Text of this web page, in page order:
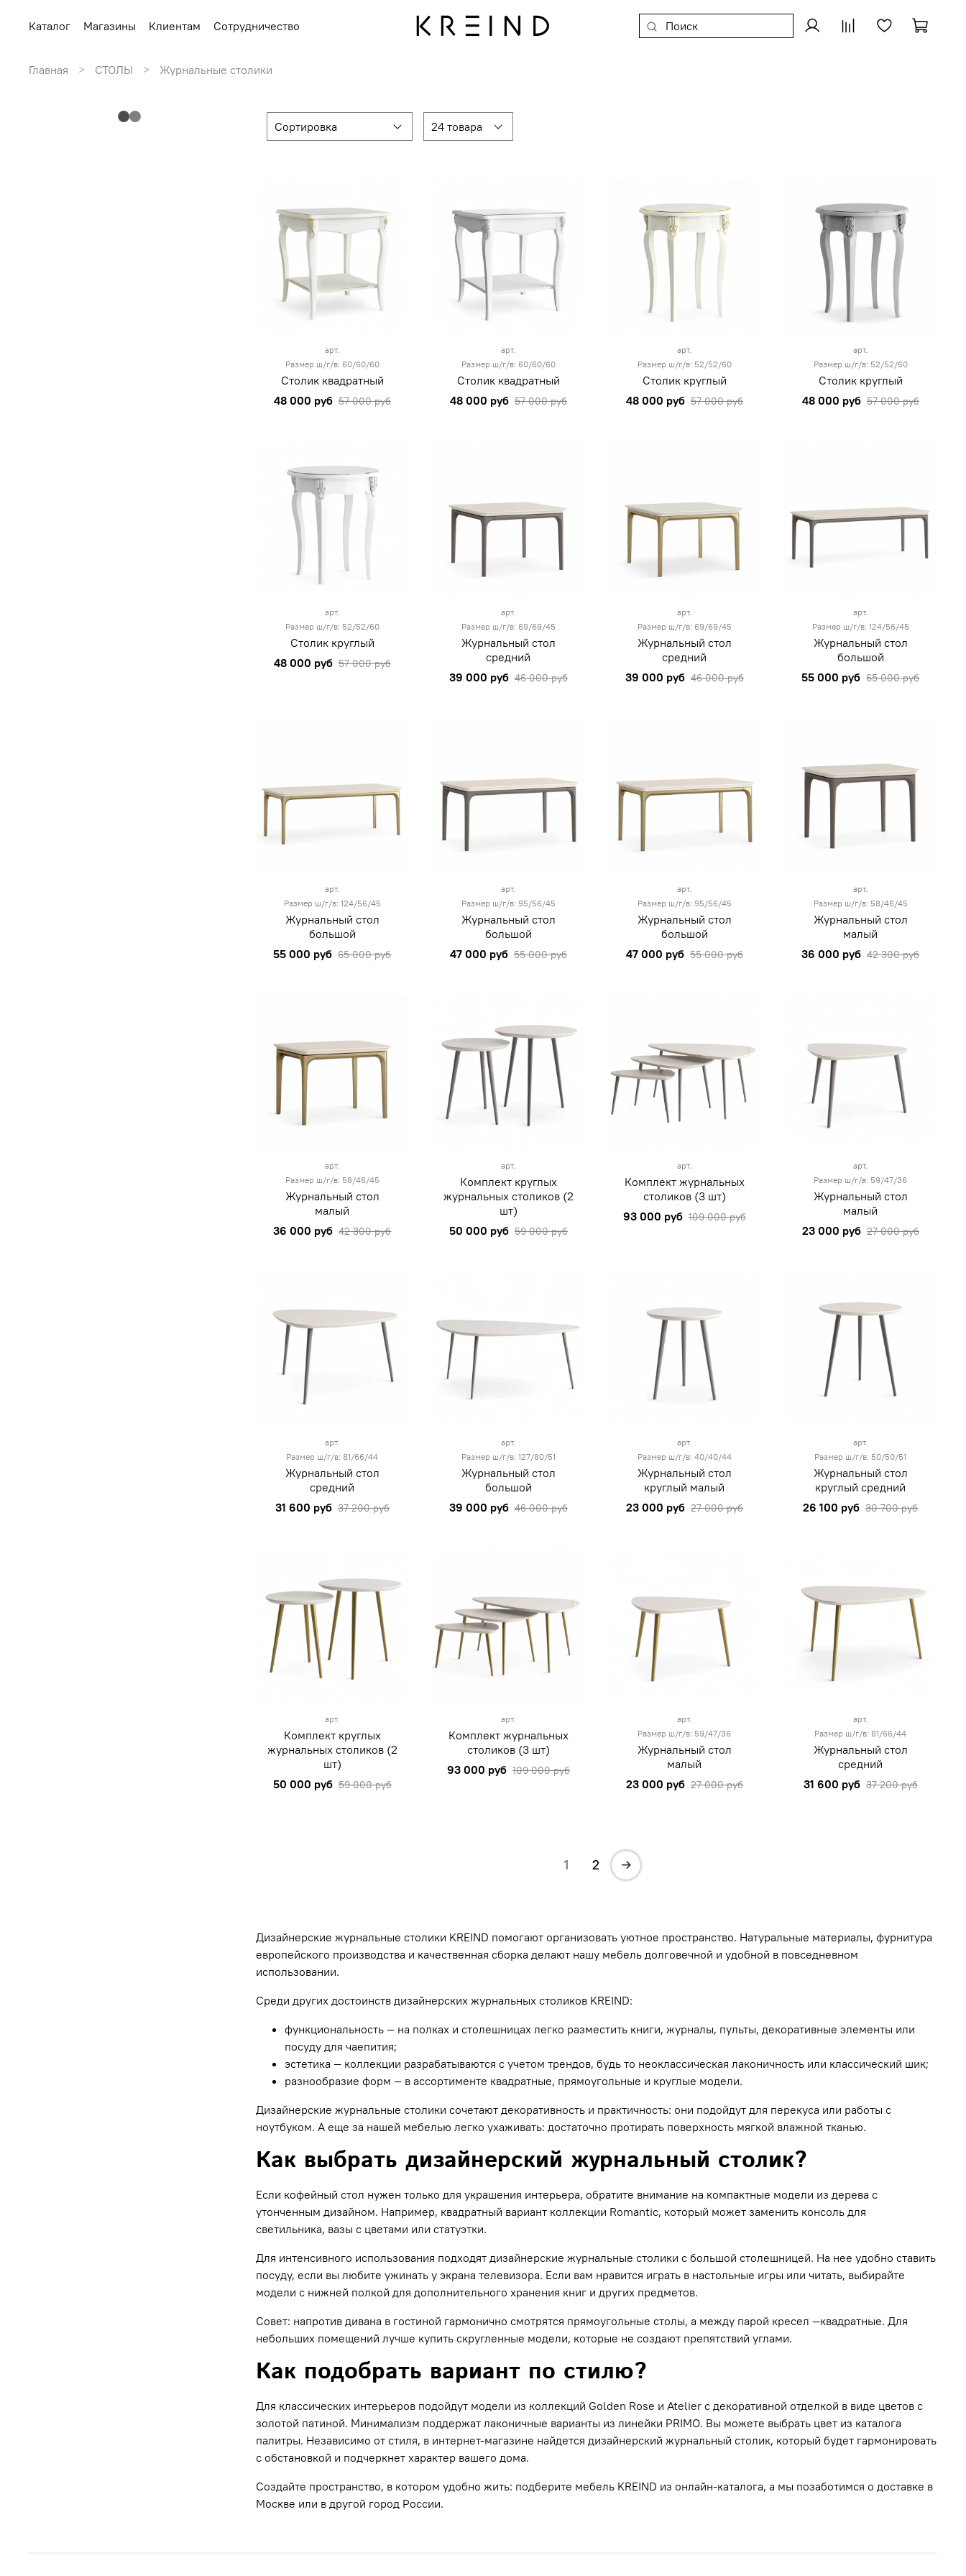
Каталог Магазины Клиентам Сотрудничество
Главная СТОЛЫ Журнальные столики
арт.
Размер ш/г/в: 60/60/60
Столик квадратный
48 000 руб 57 000 руб
арт.
Размер ш/г/в: 60/60/60
Столик квадратный
48 000 руб 57 000 руб
арт.
Размер ш/г/в: 52/52/60
Столик круглый
48 000 руб 57 000 руб
арт.
Размер ш/г/в: 52/52/60
Столик круглый
48 000 руб 57 000 руб
арт.
Размер ш/г/в: 52/52/60
Столик круглый
48 000 руб 57 000 руб
арт.
Размер ш/г/в: 69/69/45
Журнальный стол
средний
39 000 руб 46 000 руб
арт.
Размер ш/г/в: 69/69/45
Журнальный стол
средний
39 000 руб 46 000 руб
арт.
Размер ш/г/в: 124/56/45
Журнальный стол
большой
55 000 руб 65 000 руб
арт.
Размер ш/г/в: 124/56/45
Журнальный стол
большой
55 000 руб 65 000 руб
арт.
Размер ш/г/в: 95/56/45
Журнальный стол
большой
47 000 руб 55 000 руб
арт.
Размер ш/г/в: 95/56/45
Журнальный стол
большой
47 000 руб 55 000 руб
арт.
Размер ш/г/в: 58/46/45
Журнальный стол
малый
36 000 руб 42 300 руб
арт.
Размер ш/г/в: 58/46/45
Журнальный стол
малый
36 000 руб 42 300 руб
арт.
Комплект круглых
журнальных столиков (2
шт)
50 000 руб 59 000 руб
арт.
Комплект журнальных
столиков (3 шт)
93 000 руб 109 000 руб
арт.
Размер ш/г/в: 59/47/36
Журнальный стол
малый
23 000 руб 27 000 руб
арт.
Размер ш/г/в: 81/66/44
Журнальный стол
средний
31 600 руб 37 200 руб
арт.
Размер ш/г/в: 127/80/51
Журнальный стол
большой
39 000 руб 46 000 руб
арт.
Размер ш/г/в: 40/40/44
Журнальный стол
круглый малый
23 000 руб 27 000 руб
арт.
Размер ш/г/в: 50/50/51
Журнальный стол
круглый средний
26 100 руб 30 700 руб
арт.
Комплект круглых
журнальных столиков (2
шт)
50 000 руб 59 000 руб
арт.
Комплект журнальных
столиков (3 шт)
93 000 руб 109 000 руб
арт.
Размер ш/г/в: 59/47/36
Журнальный стол
малый
23 000 руб 27 000 руб
арт.
Размер ш/г/в: 81/66/44
Журнальный стол
средний
31 600 руб 37 200 руб
1 2
Дизайнерские журнальные столики KREIND помогают организовать уютное пространство. Натуральные материалы, фурнитура
европейского производства и качественная сборка делают нашу мебель долговечной и удобной в повседневном
использовании.
Среди других достоинств дизайнерских журнальных столиков KREIND:
функциональность — на полках и столешницах легко разместить книги, журналы, пульты, декоративные элементы или
посуду для чаепития;
эстетика — коллекции разрабатываются с учетом трендов, будь то неоклассическая лаконичность или классический шик;
разнообразие форм — в ассортименте квадратные, прямоугольные и круглые модели.
Дизайнерские журнальные столики сочетают декоративность и практичность: они подойдут для перекуса или работы с
ноутбуком. А еще за нашей мебелью легко ухаживать: достаточно протирать поверхность мягкой влажной тканью.
Как выбрать дизайнерский журнальный столик?
Если кофейный стол нужен только для украшения интерьера, обратите внимание на компактные модели из дерева с
утонченным дизайном. Например, квадратный вариант коллекции Romantic, который может заменить консоль для
светильника, вазы с цветами или статуэтки.
Для интенсивного использования подходят дизайнерские журнальные столики с большой столешницей. На нее удобно ставить
посуду, если вы любите ужинать у экрана телевизора. Если вам нравится играть в настольные игры или читать, выбирайте
модели с нижней полкой для дополнительного хранения книг и других предметов.
Совет: напротив дивана в гостиной гармонично смотрятся прямоугольные столы, а между парой кресел —квадратные. Для
небольших помещений лучше купить скругленные модели, которые не создают препятствий углами.
Как подобрать вариант по стилю?
Для классических интерьеров подойдут модели из коллекций Golden Rose и Atelier с декоративной отделкой в виде цветов с
золотой патиной. Минимализм поддержат лаконичные варианты из линейки PRIMO. Вы можете выбрать цвет из каталога
палитры. Независимо от стиля, в интернет-магазине найдется дизайнерский журнальный столик, который будет гармонировать
с обстановкой и подчеркнет характер вашего дома.
Создайте пространство, в котором удобно жить: подберите мебель KREIND из онлайн-каталога, а мы позаботимся о доставке в
Москве или в другой город России.